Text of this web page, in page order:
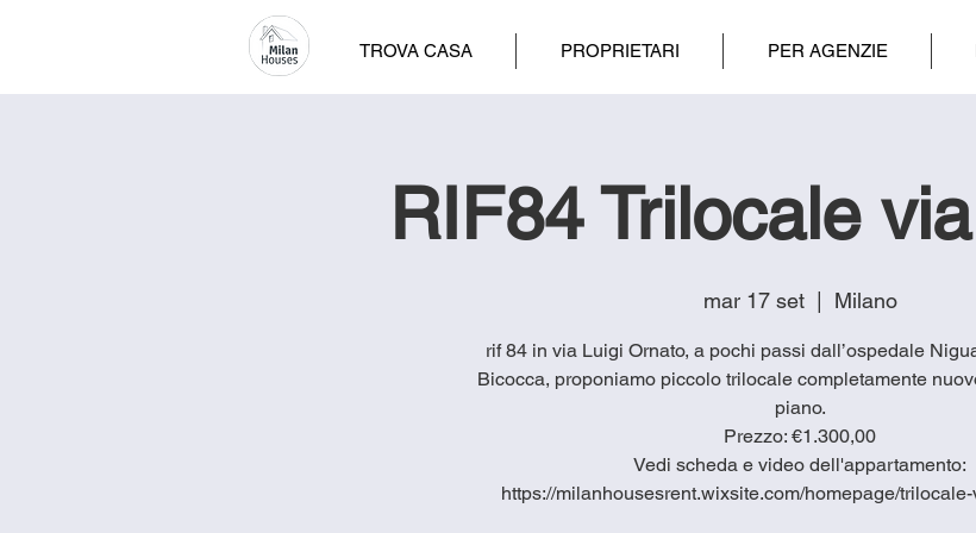
TROVA CASA PROPRIETARI PER AGENZIE
RIF84 Trilocale
mar 17 set
  |
Milano
rif 84 in via Luigi Ornato, a pochi passi dall’ospedale
Bicocca, proponiamo piccolo trilocale completamente
piano.
Prezzo: €1.300,00
Vedi scheda e video dell'appartamento:
https://milanhousesrent.wixsite.com/homepage/